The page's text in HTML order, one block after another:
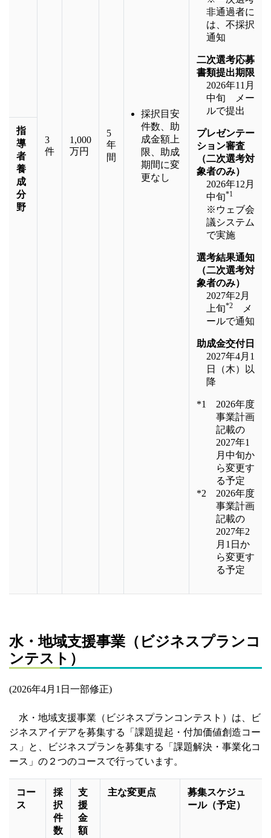
3
件
1,000
万円
5
年
間
採択目安
件数、助
成金額上
限、助成
期間に変
更なし
非通過者に
は、不採択
通知
二次選考応募
書類提出期限
2026年11月
中旬 メー
ルで提出
プレゼンテー
ション審査
（二次選考対
象者のみ）
2026年12月
中旬*1
※ウェブ会
議システム
で実施
選考結果通知
（二次選考対
象者のみ）
2027年2月
上旬*2
メ
ールで通知
助成金交付日
2027年4月1
日（木）以
降
*1 2026年度
事業計画
記載の
2027年1
月中旬か
ら変更す
る予定
*2 2026年度
事業計画
記載の
2027年2
月1日か
ら変更す
る予定
指
導
者
養
成
分
野
水・地域支援事業（ビジネスプランコ
ンテスト）
(2026年4月1日一部修正)
水・地域支援事業（ビジネスプランコンテスト）は、ビ
ジネスアイデアを募集する「課題提起・付加価値創造コー
ス」と、ビジネスプランを募集する「課題解決・事業化コ
ース」の２つのコースで行っています。
コー
ス
採
択
件
数
支
援
金
額
主な変更点
募集スケジュ
ール（予定）